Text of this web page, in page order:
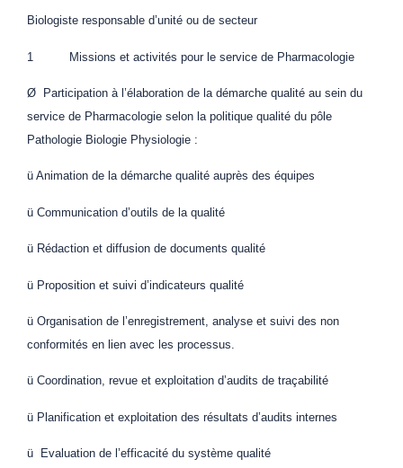
Biologiste responsable d’unité ou de secteur
1 Missions et activités pour le service de Pharmacologie
Ø Participation à l’élaboration de la démarche qualité au sein du
service de Pharmacologie selon la politique qualité du pôle
Pathologie Biologie Physiologie :
ü Animation de la démarche qualité auprès des équipes
ü Communication d’outils de la qualité
ü Rédaction et diffusion de documents qualité
ü Proposition et suivi d’indicateurs qualité
ü Organisation de l’enregistrement, analyse et suivi des non
conformités en lien avec les processus.
ü Coordination, revue et exploitation d’audits de traçabilité
ü Planification et exploitation des résultats d’audits internes
ü Evaluation de l’efficacité du système qualité